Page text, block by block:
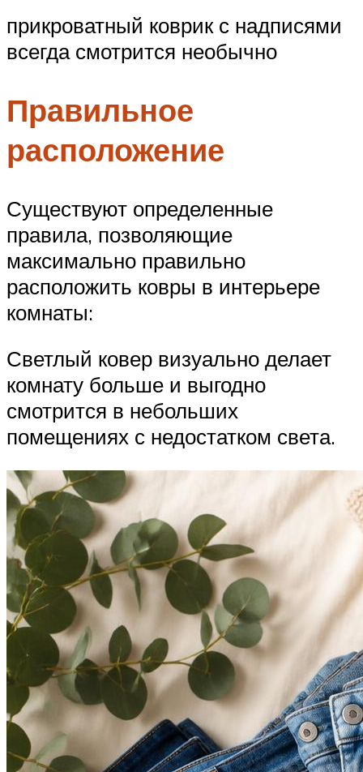
прикроватный коврик с надписями
всегда смотрится необычно
Правильное
расположение
Существуют определенные
правила, позволяющие
максимально правильно
расположить ковры в интерьере
комнаты:
Светлый ковер визуально делает
комнату больше и выгодно
смотрится в небольших
помещениях с недостатком света.